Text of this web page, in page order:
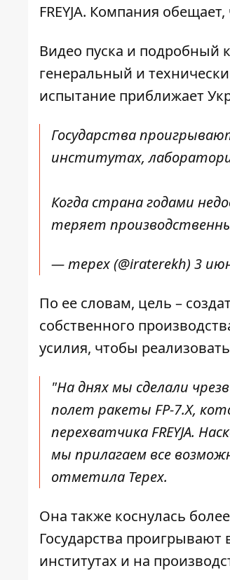
FREYJA. Компания
Видео пуска и подробный
генеральный и
испытание приближает
Государства
институтах,
Когда страна годами
теряет
— терех (@iraterekh) 3
По ее словам, цель –
собственного
усилия, чтобы
"На днях мы сделали
полет ракеты FP-7.X,
перехватчика FREYJA.
мы прилагаем все
отметила Терех.
Она также коснулась
Государства
институтах и ​​на